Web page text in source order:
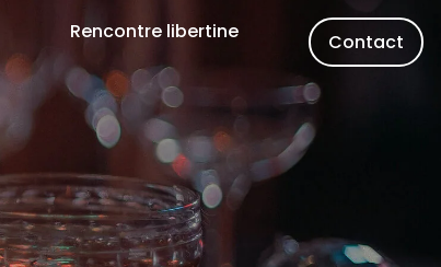
Rencontre libertine Contact